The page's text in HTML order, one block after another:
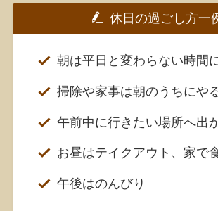
休日の過ごし方一
朝は平日と変わらない時間
掃除や家事は朝のうちにや
午前中に行きたい場所へ出
お昼はテイクアウト、家で
午後はのんびり